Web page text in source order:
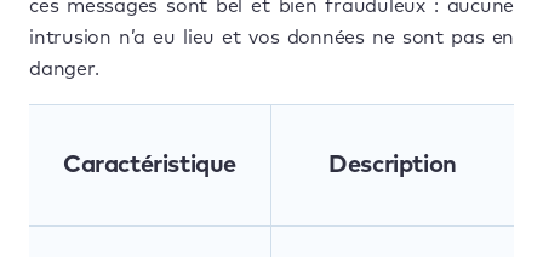
ces messages sont bel et bien frauduleux : aucune
intrusion n’a eu lieu et vos données ne sont pas en
danger.
Caractéristique Description